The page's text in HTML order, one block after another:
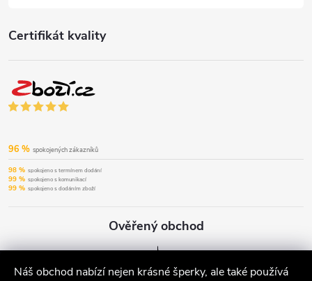
Náš obchod nabízí nejen krásné šperky, ale také používá
Certifikát kvality
96 % spokojených zákazníků
98 % spokojeno s termínem dodání
99 % spokojeno s komunikací
99 % spokojeno s dodáním zboží
Ověřený obchod